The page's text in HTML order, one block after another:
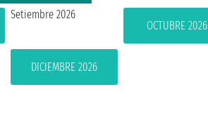
Setiembre 2026
OCTUBRE 2026
DICIEMBRE 2026